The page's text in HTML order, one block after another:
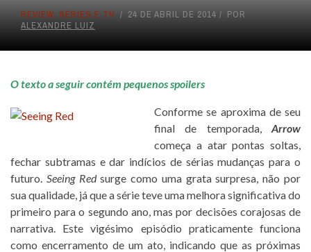
REVIEW, SÉRIES E TV 24 DE ABRIL DE 2014
POR
ALEXANDRE LUIZ
O texto a seguir contém pequenos spoilers
Conforme se aproxima de seu
final de temporada, Arrow
começa a atar pontas soltas,
fechar subtramas e dar indícios de sérias mudanças para o
futuro. Seeing Redsurge como uma grata surpresa, não por
sua qualidade, já que a série teve uma melhora significativa do
primeiro para o segundo ano, mas por decisões corajosas de
narrativa. Este vigésimo episódio praticamente funciona
como encerramento de um ato, indicando que as próximas